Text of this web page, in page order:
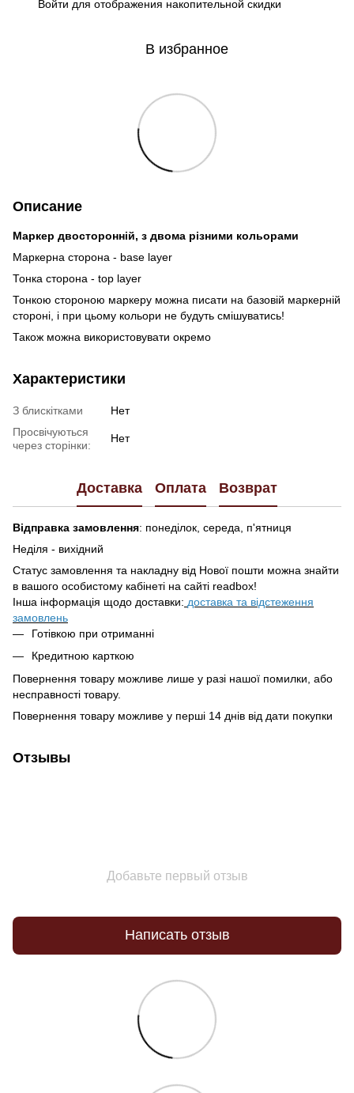
Войти для отображения накопительной скидки
В избранное
Описание
Маркер двосторонній, з двома різними кольорами
Маркерна сторона - base layer
Тонка сторона - top layer
Тонкою стороною маркеру можна писати на базовій маркерній
стороні, і при цьому кольори не будуть смішуватись!
Також можна використовувати окремо
Характеристики
З блискітками
Нет
Просвічуються
через сторінки:
Нет
Доставка Оплата Возврат
Відправка замовлення: понеділок, середа, п'ятниця
Неділя - вихідний
Статус замовлення та накладну від Нової пошти можна знайти
в вашого особистому кабінеті на сайті readbox!
Інша інформація щодо доставки: доставка та відстеження
замовлень
Готівкою при отриманні
Кредитною карткою
Повернення товару можливе лише у разі нашої помилки, або
несправності товару.
Повернення товару можливе у перші 14 днів від дати покупки
Отзывы
Добавьте первый отзыв
Написать отзыв